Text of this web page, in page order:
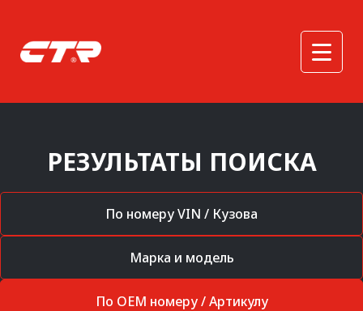
РЕЗУЛЬТАТЫ ПОИСКА
По номеру VIN / Кузова
Марка и модель
По OEM номеру / Артикулу